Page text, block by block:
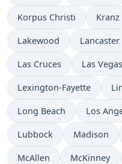
Korpus Christi Kranz
Lakewood Lancaster
Las Cruces Las Vegas
Lexington-Fayette
Long Beach Los
Lubbock Madison
McAllen McKinney